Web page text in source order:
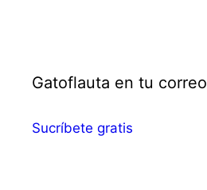
Gatoflauta en tu correo
Sucríbete gratis